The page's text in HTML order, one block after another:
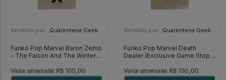
Vendido por: Quarentena Geek Store - SP
Funko Pop Marvel Baron Zemo
- The Falcon And The Winter
Valor arremate: R$ 105,00
Vendido por: Quarentena Geek Store - SP
Funko Pop Marvel Death
Dealer (Exclusive Game Stop)
Of The Ten Rings #853
Valor arremate: R$ 130,00